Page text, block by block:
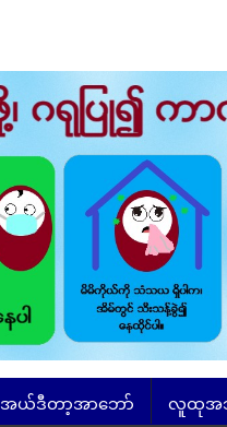
အယ်ဒီတာ့အာဘော် လူထုအ